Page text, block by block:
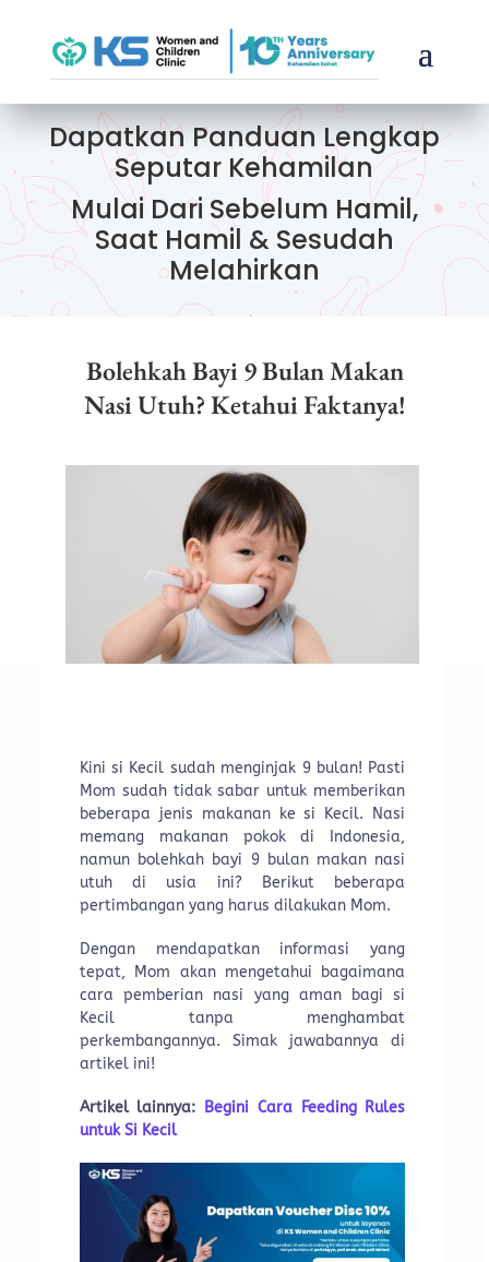
Dapatkan Panduan Lengkap
Seputar Kehamilan
Mulai Dari Sebelum Hamil,
Saat Hamil & Sesudah
Melahirkan
Bolehkah Bayi 9 Bulan Makan
Nasi Utuh? Ketahui Faktanya!
Kini si Kecil sudah menginjak 9 bulan! Pasti
Mom sudah tidak sabar untuk memberikan
beberapa jenis makanan ke si Kecil. Nasi
memang makanan pokok di Indonesia,
namun bolehkah bayi 9 bulan makan nasi
utuh di usia ini? Berikut beberapa
pertimbangan yang harus dilakukan Mom.
Dengan mendapatkan informasi yang
tepat, Mom akan mengetahui bagaimana
cara pemberian nasi yang aman bagi si
Kecil tanpa menghambat
perkembangannya. Simak jawabannya di
artikel ini!
Artikel lainnya:
Begini Cara Feeding Rules
untuk Si Kecil